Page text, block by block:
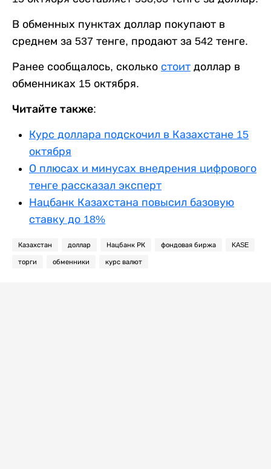
В обменных пунктах доллар покупают в
среднем за 537 тенге, продают за 542 тенге.
Ранее сообщалось, сколько стоит доллар в
обменниках 15 октября.
Читайте также:
Курс доллара подскочил в Казахстане 15
октября
О плюсах и минусах внедрения цифрового
тенге рассказал эксперт
Нацбанк Казахстана повысил базовую
ставку до 18%
Казахстан доллар Нацбанк РК фондовая биржа KASE
торги обменники курс валют